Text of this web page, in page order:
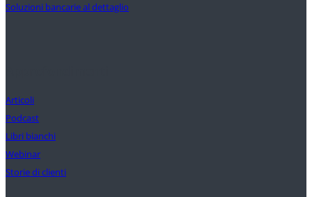
Soluzioni bancarie al dettaglio
Articoli
Podcast
Libri bianchi
Webinar
Storie di clienti